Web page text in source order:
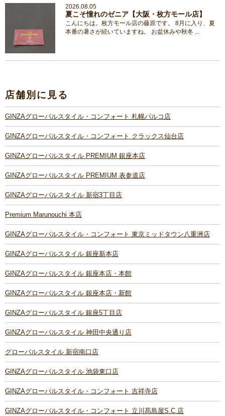
2026.08.05
夏こそ憧れのゼニア【大阪・枚方モール店】
こんにちは。枚方モール店の藤原です。 8月に入り、夏
本番の暑さが続いていますね。 お盆休みや秋冬 ...
店舗別に見る
GINZAグローバルスタイル・コンフォート 札幌パルコ店
GINZAグローバルスタイル・コンフォート クラックス仙台店
GINZAグローバルスタイル PREMIUM 銀座本店
GINZAグローバルスタイル PREMIUM 表参道店
GINZAグローバルスタイル 新宿3丁目店
Premium Marunouchi 本店
GINZAグローバルスタイル・コンフォート 東京ミッドタウン八重洲店
GINZAグローバルスタイル 銀座新本店
GINZAグローバルスタイル 銀座本店・本館
GINZAグローバルスタイル 銀座本店・新館
GINZAグローバルスタイル 銀座5丁目店
GINZAグローバルスタイル 神田中央通り店
グローバルスタイル 新宿南口店
GINZAグローバルスタイル 池袋東口店
GINZAグローバルスタイル・コンフォート 吉祥寺店
GINZAグローバルスタイル・コンフォート 立川髙島屋S.C.店